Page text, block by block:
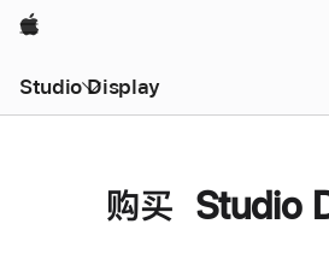
Apple
Studio Display
购买 Studio